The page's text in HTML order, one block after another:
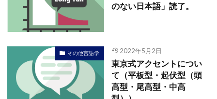
のない日本語」読了。
その他言語学 2022年5月2日
東京式アクセントについ
て（平板型・起伏型（頭
高型・尾高型・中高